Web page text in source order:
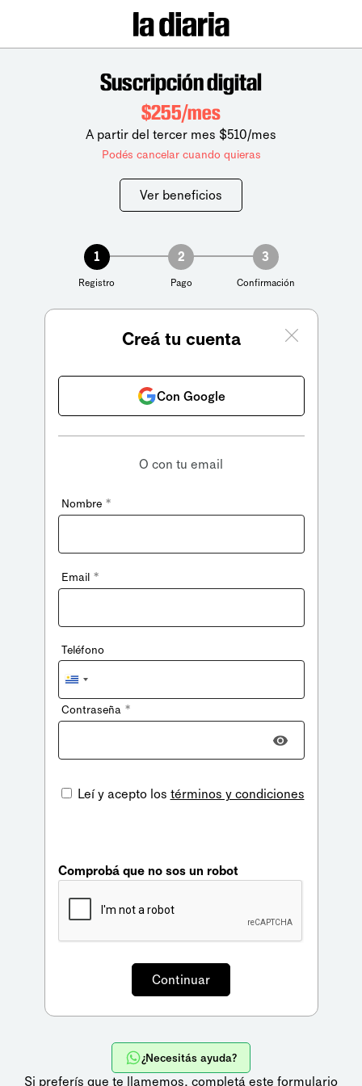
Suscripción digital
$255/mes
A partir del tercer mes $510/mes
Podés cancelar cuando quieras
Ver beneficios
1
Registro
2
Pago
3
Confirmación
Creá tu cuenta
Con Google
O con tu email
Nombre *
Email *
Teléfono
Uruguay
+598
Contraseña *
Leí y acepto los términos y condiciones
Comprobá que no sos un robot
¿Necesitás ayuda?
Si preferís que te llamemos, completá este formulario